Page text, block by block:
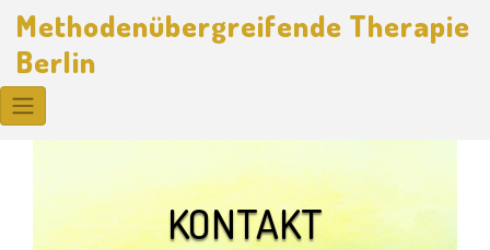
content
Methodenübergreifende Therapie
Berlin
KONTAKT